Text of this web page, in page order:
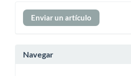
Enviar
un
Enviar un artículo
Navegar